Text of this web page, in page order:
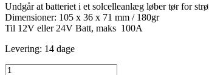
Undgår at batteriet i et solcelleanlæg løber tør for
Dimensioner: 105 x 36 x 71 mm / 180gr
Til 12V eller 24V Batt, maks 100A
Levering: 14 dage
Batterivagt